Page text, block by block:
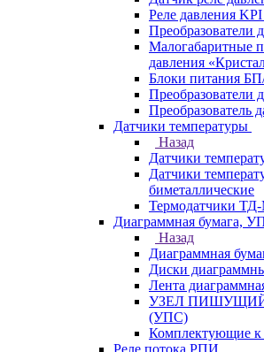
Реле давления
Преобразователи
Малогабаритные
давления
Блоки питания
Преобразователи
Преобразователь
Датчики температуры
Назад
Датчики
Датчики
биметаллические
Термодатчики
Диаграммная бумага,
Назад
Диаграммная
Диски
Лента
УЗЕЛ
(УПС)
Комплектующие
Реле потока РПИ